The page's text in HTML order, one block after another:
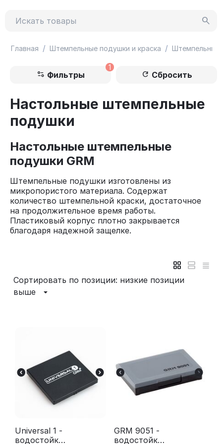
Главная / Штемпельные подушки и краска / Штемпельные
1
Фильтры Сбросить
Настольные штемпельные
подушки
Настольные штемпельные
подушки GRM
Штемпельные подушки изготовлены из
микропористого материала. Содержат
количество штемпельной краски, достаточное
на продолжительное время работы.
Пластиковый корпус плотно закрывается
благодаря надежной защелке.
Сортировать по позиции: низкие позиции
выше
Universal 1 -
водостойка
GRM 9051 -
водостойка